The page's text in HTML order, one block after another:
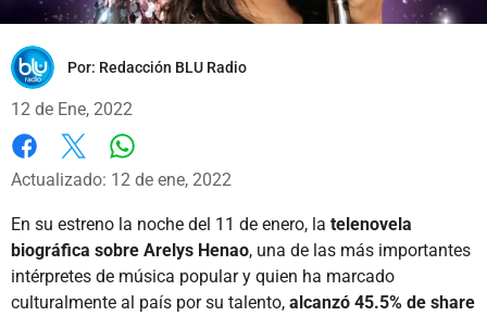
Por: Redacción BLU Radio
12 de Ene, 2022
Facebook
X
Actualizado: 12 de ene, 2022
En su estreno la noche del 11 de enero, la telenovela
biográfica sobre Arelys Henao, una de las más importantes
intérpretes de música popular y quien ha marcado
culturalmente al país por su talento, alcanzó 45.5% de share